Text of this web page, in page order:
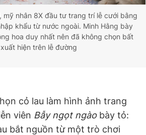
mỹ nhân 8X đầu tư trang trí lễ cưới bằng
khẩu từ nước ngoài. Minh Hằng bày
hoa duy nhất nên đã không chọn bất
hiện trên lễ đường
cỏ lau làm hình ảnh trang
viên Bẫy ngọt ngàobày tỏ:
bắt nguồn từ một trò chơi